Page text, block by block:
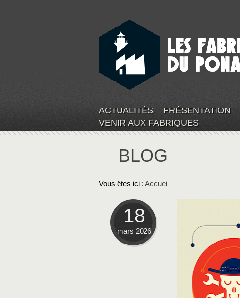
ACTUALITÉS PRÉSENTATION
VENIR AUX FABRIQUES
BLOG
Vous êtes ici : Accueil
18
mars 2026